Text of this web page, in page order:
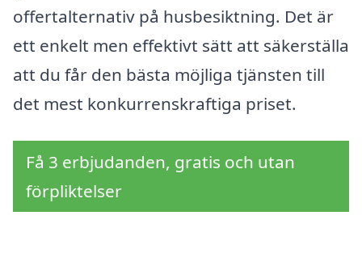
offertalternativ på husbesiktning. Det är
ett enkelt men effektivt sätt att säkerställa
att du får den bästa möjliga tjänsten till
det mest konkurrenskraftiga priset.
Få 3 erbjudanden, gratis och utan
förpliktelser